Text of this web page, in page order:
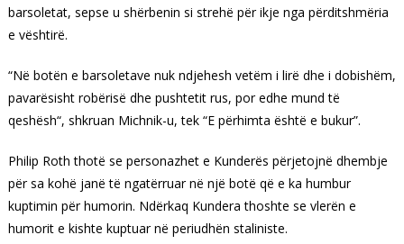
barsoletat, sepse u shërbenin si strehë për ikje nga përditshmëria
e vështirë.
“Në botën e barsoletave nuk ndjehesh vetëm i lirë dhe i dobishëm,
pavarësisht robërisë dhe pushtetit rus, por edhe mund të
qeshësh“, shkruan Michnik-u, tek “E përhimta është e bukur”.
Philip Roth thotë se personazhet e Kunderës përjetojnë dhembje
për sa kohë janë të ngatërruar në një botë që e ka humbur
kuptimin për humorin. Ndërkaq Kundera thoshte se vlerën e
humorit e kishte kuptuar në periudhën staliniste.